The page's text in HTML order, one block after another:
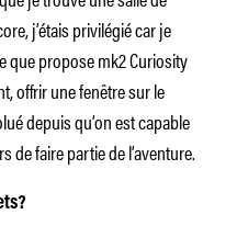
j’étais privilégié car je
que propose mk2 Curiosity
offrir une fenêtre sur le
depuis qu’on est capable
de faire partie de l’aventure.